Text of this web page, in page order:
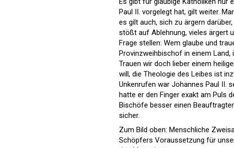
Paul II. vorgelegt hat, gilt weiter.
es gilt auch, sich zu ärgern
stößt auf Ablehnung, vieles ärgert
Frage stellen: Wem glaube und
Provinzweihbischof in einem
Trauen wir doch lieber einem
will, die Theologie des Leibes ist
Unkenrufen war Johannes Paul II.
hatte er den Finger exakt am Puls
Bischöfe besser einen
sicher.
Zum Bild oben: Menschliche
Schöpfers Voraussetzung für